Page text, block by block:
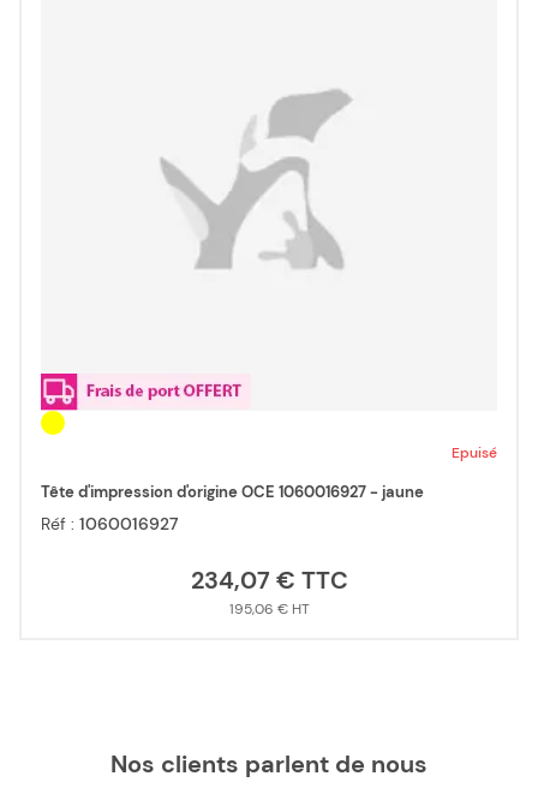
Epuisé
Tête d'impression d'origine OCE 1060016927 - jaune
Réf : 1060016927
234,07 €
195,06 €
Nos clients parlent de nous